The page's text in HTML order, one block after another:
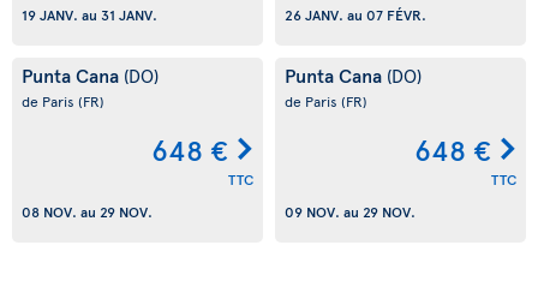
19 JANV. au 31 JANV. 26 JANV. au 07 FÉVR.
Punta Cana (DO)
de Paris (FR)
648 €
TTC
08 NOV. au 29 NOV.
Punta Cana (DO)
de Paris (FR)
648 €
TTC
09 NOV. au 29 NOV.